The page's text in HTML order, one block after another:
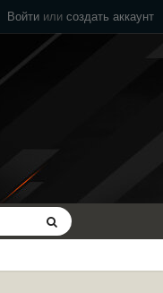
Войти или создать аккаунт